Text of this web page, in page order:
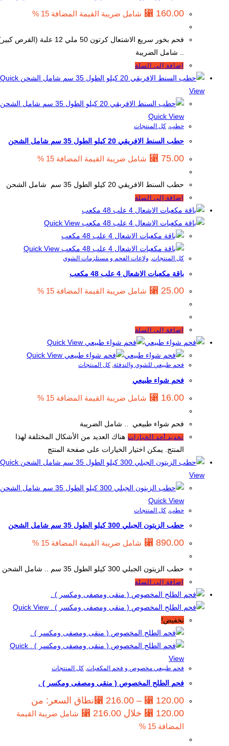
⃁160.00 شامل ضريبة القيمة المضافة 15 %
فحم بخور سريع الاشتعال كرتون 50 ملي 12 علبة (القرص كبير)
.. شامل الضريبة
إضافة إلى السلة
Quick
View
Quick View
حطب,كل المنتجات
حطب السنط الافريقي 20 كيلو الطول 35 سم شامل الشحن
⃁75.00 شامل ضريبة القيمة المضافة 15 %
حطب السنط الافريقي 20 كيلو الطول 35 سم شامل الشحن
إضافة إلى السلة
Quick View
Quick View
كل المنتجات,ولاعات الفحم و مستلزمات الشوي
باقة مكعبات الاشعال 4 علب 48 مكعب
⃁25.00 شامل ضريبة القيمة المضافة 15 %
إضافة إلى السلة
Quick View
Quick View
فحم طبيعي للشوي والتدفئة,كل المنتجات
فحم شواء طبيعي
⃁16.00 شامل ضريبة القيمة المضافة 15 %
فحم شواء طبيعي .. شامل الضريبة
تحديد أحد الخيارات هناك العديد من الأشكال المختلفة لهذا
المنتج. يمكن اختيار الخيارات على صفحة المنتج
Quick
View
Quick View
حطب,كل المنتجات
حطب الزيتون الجبلي 300 كيلو الطول 35 سم شامل الشحن
⃁890.00 شامل ضريبة القيمة المضافة 15 %
حطب الزيتون الجبلي 300 كيلو الطول 35 سم .. شامل الشحن
إضافة إلى السلة
تخفيض!
Quick
View
فحم طبيعي مخصوص و فحم المكعبات,كل المنتجات
فحم الطلح المخصوص ( منقى ومصفى ومكسر ) .
⃁120.00
–
⃁216.00
نطاق السعر: من
شامل ضريبة القيمة
المضافة 15 %